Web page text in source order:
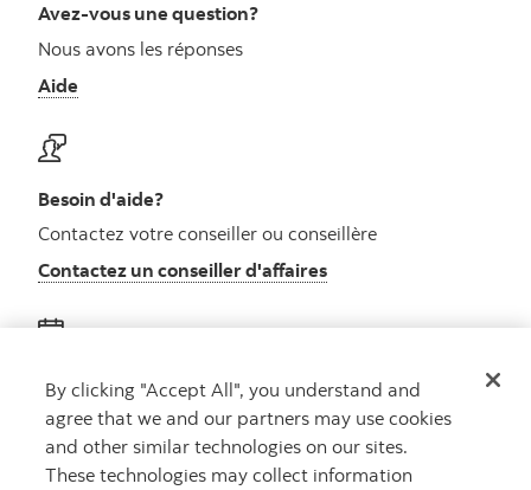
Avez-vous une question?
Nous avons les réponses
Aide
Besoin d'aide?
Contactez votre conseiller ou conseillère
Contactez un conseiller d'affaires
Obtenez des conseils
Rencontrez un conseiller
Prenez rendez-vous
By clicking "Accept All", you understand and
agree that we and our partners may use cookies
and other similar technologies on our sites.
These technologies may collect information